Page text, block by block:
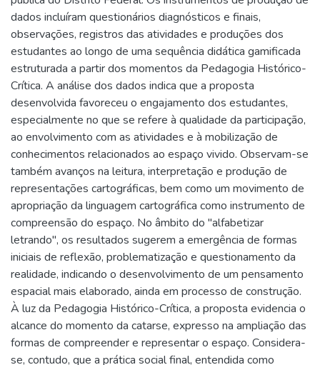
dados incluíram questionários diagnósticos e finais,
observações, registros das atividades e produções dos
estudantes ao longo de uma sequência didática gamificada
estruturada a partir dos momentos da Pedagogia Histórico-
Crítica. A análise dos dados indica que a proposta
desenvolvida favoreceu o engajamento dos estudantes,
especialmente no que se refere à qualidade da participação,
ao envolvimento com as atividades e à mobilização de
conhecimentos relacionados ao espaço vivido. Observam-se
também avanços na leitura, interpretação e produção de
representações cartográficas, bem como um movimento de
apropriação da linguagem cartográfica como instrumento de
compreensão do espaço. No âmbito do "alfabetizar
letrando", os resultados sugerem a emergência de formas
iniciais de reflexão, problematização e questionamento da
realidade, indicando o desenvolvimento de um pensamento
espacial mais elaborado, ainda em processo de construção.
À luz da Pedagogia Histórico-Crítica, a proposta evidencia o
alcance do momento da catarse, expresso na ampliação das
formas de compreender e representar o espaço. Considera-
se, contudo, que a prática social final, entendida como